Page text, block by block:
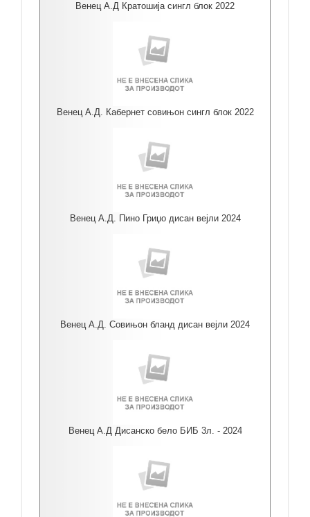
Венец А.Д Кратошија сингл блок 2022
Венец А.Д. Кабернет совињон сингл блок 2022
Венец А.Д. Пино Гриџо дисан вејли 2024
Венец А.Д. Совињон бланд дисан вејли 2024
Венец А.Д Дисанско бело БИБ 3л. - 2024